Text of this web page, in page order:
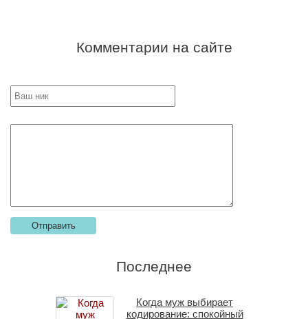
Комментарии на сайте
Последнее
Когда муж выбирает
кодирование: спокойный